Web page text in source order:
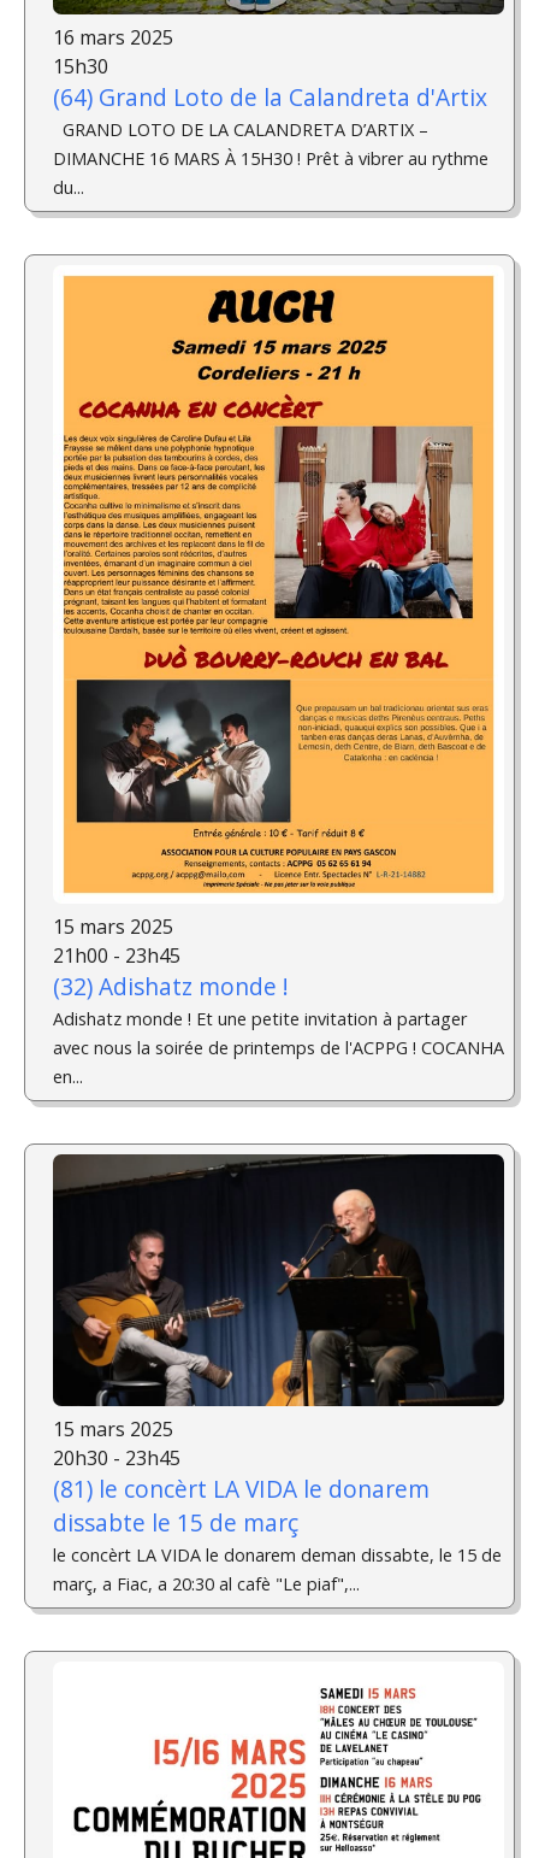
16 mars 2025
15h30
(64) Grand Loto de la Calandreta d'Artix
GRAND LOTO DE LA CALANDRETA D’ARTIX –
DIMANCHE 16 MARS À 15H30 ! Prêt à vibrer au rythme
du...
15 mars 2025
21h00 - 23h45
(32) Adishatz monde !
Adishatz monde ! Et une petite invitation à partager
avec nous la soirée de printemps de l'ACPPG ! COCANHA
en...
15 mars 2025
20h30 - 23h45
(81) le concèrt LA VIDA le donarem
dissabte le 15 de març
le concèrt LA VIDA le donarem deman dissabte, le 15 de
març, a Fiac, a 20:30 al cafè "Le piaf",...